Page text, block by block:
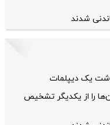
شدند
یک دیپلمات
را از یکدیگر تشخیص